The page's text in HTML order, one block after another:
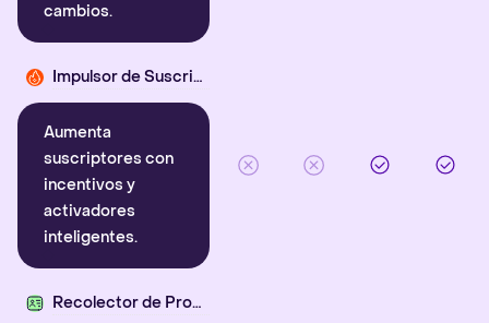
cambios.
Impulsor de Suscriptores
Aumenta
suscriptores con
incentivos y
activadores
inteligentes.
Recolector de Propiedades